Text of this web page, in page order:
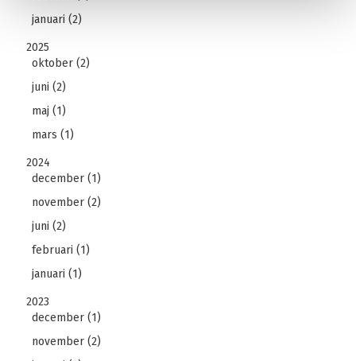
januari (2)
2025
oktober (2)
juni (2)
maj (1)
mars (1)
2024
december (1)
november (2)
juni (2)
februari (1)
januari (1)
2023
december (1)
november (2)